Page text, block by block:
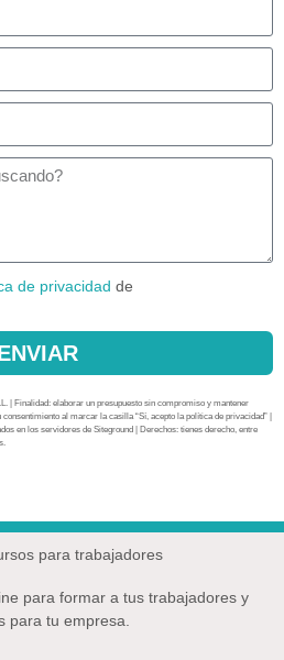
de privacidad de
| Finalidad: elaborar un presupuesto sin compromiso y mantener
al marcar la casilla “Sí, acepto la política de privacidad” |
en los servidores de Siteground | Derechos: tienes derecho, entre
para formar a tus trabajadores y
para tu empresa.